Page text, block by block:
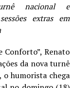
nacional e
extras em
Conforto”, Renato
da nova turnê
o humorista chega